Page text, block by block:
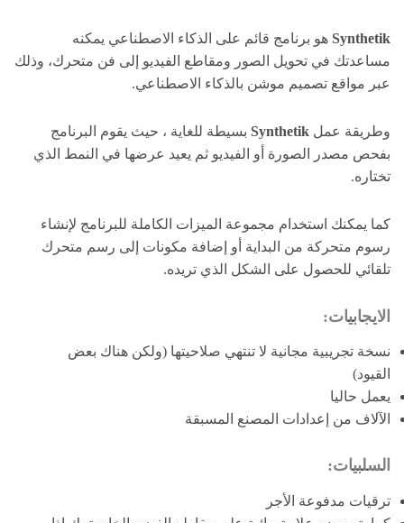
Synthetik هو برنامج قائم على الذكاء الاصطناعي يمكنه
مساعدتك في تحويل الصور ومقاطع الفيديو إلى فن متحرك، وذلك
عبر مواقع تصميم موشن بالذكاء الاصطناعي.
وطريقة عمل Synthetik بسيطة للغاية ، حيث يقوم البرنامج
بفحص مصدر الصورة أو الفيديو ثم يعيد عرضها في النمط الذي
تختاره.
كما يمكنك استخدام مجموعة الميزات الكاملة للبرنامج لإنشاء
رسوم متحركة من البداية أو إضافة مكونات إلى رسم متحرك
تلقائي للحصول على الشكل الذي تريده.
الايجابيات:
نسخة تجريبية مجانية لا تنتهي صلاحيتها (ولكن هناك بعض
القيود)
يعمل حاليا
الآلاف من إعدادات المصنع المسبقة
السلبيات:
ترقيات مدفوعة الأجر